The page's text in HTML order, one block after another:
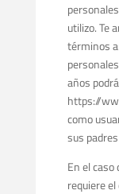
utilizo. Te
términos
años
https://
como
sus
En el
requiere